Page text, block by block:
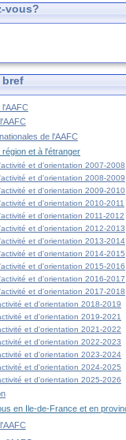
vous?
bref
l'AAFC
de l'AAFC
région et à l'étranger
et d'orientation 2007-2008
et d'orientation 2008-2009
et d'orientation 2009-2010
et d'orientation 2010-2011
et d'orientation 2011-2012
et d'orientation 2012-2013
et d'orientation 2013-2014
et d'orientation 2014-2015
et d'orientation 2015-2016
et d'orientation 2016-2017
et d'orientation 2017-2018
et d'orientation 2018-2019
et d'orientation 2019-2021
et d'orientation 2021-2022
et d'orientation 2022-2023
et d'orientation 2023-2024
et d'orientation 2024-2025
et d'orientation 2025-2026
en Ile-de-France et en